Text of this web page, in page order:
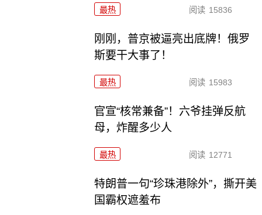
最热 阅读 15836
刚刚，普京被逼亮出底牌！俄罗
斯要干大事了！
最热 阅读 15983
官宣“核常兼备”！六爷挂弹反航
母，炸醒多少人
最热 阅读 12771
特朗普一句“珍珠港除外”，撕开美
国霸权遮羞布